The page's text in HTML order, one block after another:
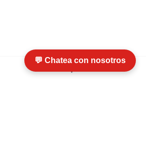
💬 Chatea con nosotros